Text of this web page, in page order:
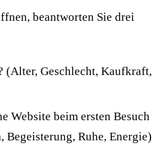
beantworten Sie drei
(Alter, Geschlecht, Kaufkraft,
Website beim ersten Besuch
Begeisterung, Ruhe, Energie)